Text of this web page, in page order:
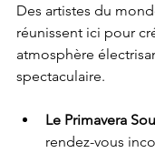
Des artistes du
réunissent ici pour
atmosphère
spectaculaire.
Le Primavera
rendez-vous